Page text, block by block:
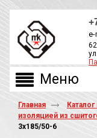
e-
Главная
изоляцией из
3х185/50-6